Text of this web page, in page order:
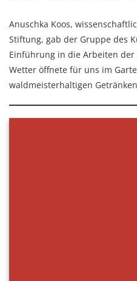
Anuschka Koos,
Stiftung, gab der Gruppe des
Einführung in die Arbeiten der
Wetter öffnete für uns im
waldmeisterhaltigen